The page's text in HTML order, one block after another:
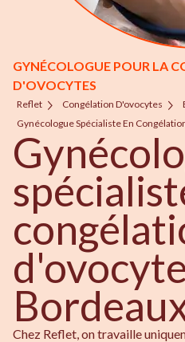
GYNÉCOLOGUE POUR LA
D'OVOCYTES
Reflet Congélation D'ovocytes
Gynécologue Spécialiste En
Chez Reflet, on travaille